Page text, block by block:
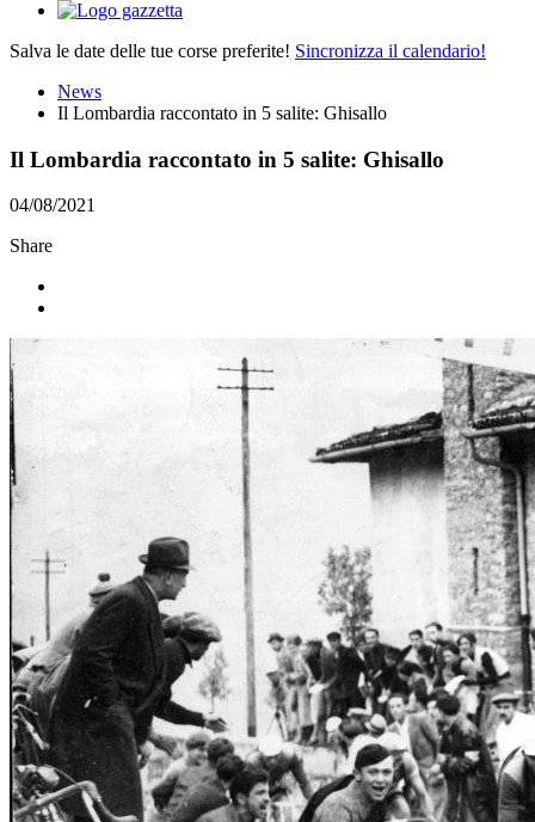
Salva le date delle tue corse preferite! Sincronizza il calendario!
News
Il Lombardia raccontato in 5 salite: Ghisallo
Il Lombardia raccontato in 5 salite: Ghisallo
04/08/2021
Share